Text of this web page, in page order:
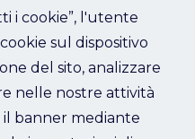
i cookie”, l'utente
sul dispositivo
del sito, analizzare
nelle nostre attività
banner mediante